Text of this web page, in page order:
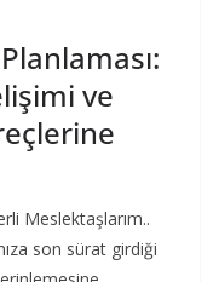
ve
Meslektaşlarım..
son sürat girdiği